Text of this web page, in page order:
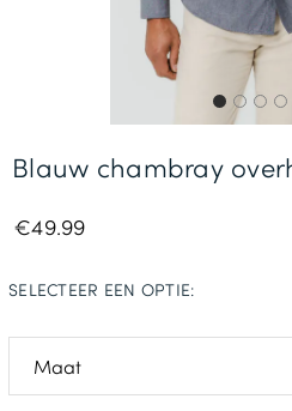
Gratis
€49.99
Blauw chambray
SELECTEER EEN OPTIE: